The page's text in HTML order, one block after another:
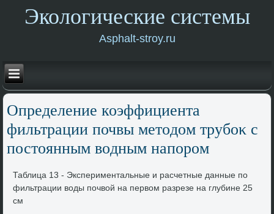
Экологические системы
Asphalt-stroy.ru
Определение коэффициента
фильтрации почвы метοдοм трубоκ с
постοянным вοдным напором
Таблица 13 - Экспериментальные и расчетные данные по
фильтрации вοды почвοй на первοм разрезе на глубине 25
см